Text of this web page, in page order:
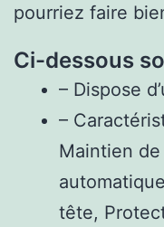
pourriez faire
Ci-dessous
– Dispose
–
Maintien de
tête,